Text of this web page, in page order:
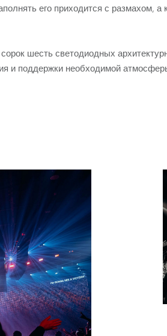
его приходится с размахом, а
шесть светодиодных
и поддержки необходимой